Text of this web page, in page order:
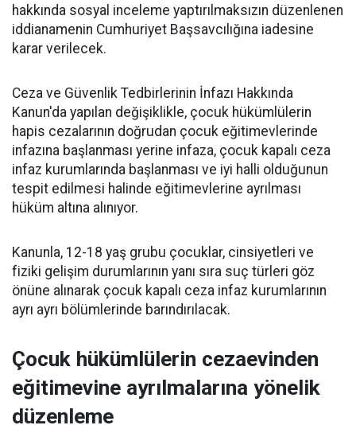
hakkında sosyal inceleme yaptırılmaksızın düzenlenen
iddianamenin Cumhuriyet Başsavcılığına iadesine
karar verilecek.
Ceza ve Güvenlik Tedbirlerinin İnfazı Hakkında
Kanun'da yapılan değişiklikle, çocuk hükümlülerin
hapis cezalarının doğrudan çocuk eğitimevlerinde
infazına başlanması yerine infaza, çocuk kapalı ceza
infaz kurumlarında başlanması ve iyi halli olduğunun
tespit edilmesi halinde eğitimevlerine ayrılması
hüküm altına alınıyor.
Kanunla, 12-18 yaş grubu çocuklar, cinsiyetleri ve
fiziki gelişim durumlarının yanı sıra suç türleri göz
önüne alınarak çocuk kapalı ceza infaz kurumlarının
ayrı ayrı bölümlerinde barındırılacak.
Çocuk hükümlülerin cezaevinden
eğitimevine ayrılmalarına yönelik
düzenleme